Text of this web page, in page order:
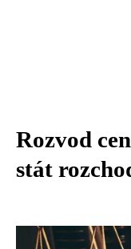
Rozvod
stát